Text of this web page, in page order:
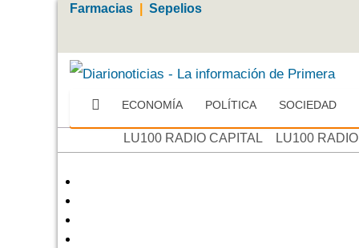
Farmacias Sepelios
ECONOMÍA POLÍTICA SOCIEDAD
LU100 RADIO CAPITAL LU100